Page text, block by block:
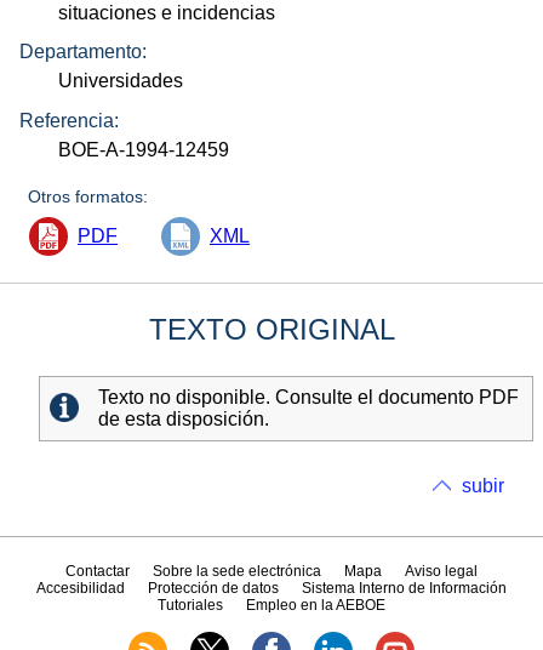
situaciones e incidencias
Departamento:
Universidades
Referencia:
BOE-A-1994-12459
Otros formatos:
PDF XML
TEXTO ORIGINAL
Texto no disponible. Consulte el documento PDF
de esta disposición.
subir
Contactar Sobre la sede electrónica Mapa
Aviso legal
Accesibilidad
Protección de datos
Sistema Interno de Información
Tutoriales
Empleo en la AEBOE